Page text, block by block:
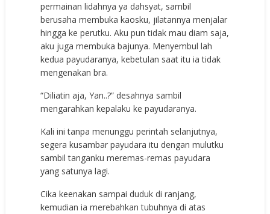
permainan lidahnya ya dahsyat, sambil
berusaha membuka kaosku, jilatannya menjalar
hingga ke perutku. Aku pun tidak mau diam saja,
aku juga membuka bajunya. Menyembul lah
kedua payudaranya, kebetulan saat itu ia tidak
mengenakan bra.
“Diliatin aja, Yan..?” desahnya sambil
mengarahkan kepalaku ke payudaranya.
Kali ini tanpa menunggu perintah selanjutnya,
segera kusambar payudara itu dengan mulutku
sambil tanganku meremas-remas payudara
yang satunya lagi.
Cika keenakan sampai duduk di ranjang,
kemudian ia merebahkan tubuhnya di atas